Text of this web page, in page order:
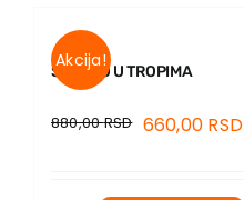
Akcija!
SNEŠKO U TROPIMA
880,00RSD 660,00 RSD